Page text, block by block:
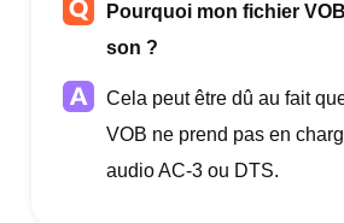
Pourquoi mon fichier
son ?
Cela peut être dû au fait
VOB ne prend pas en
audio AC-3 ou DTS.